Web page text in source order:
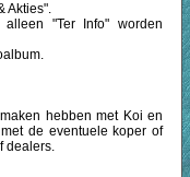
Akties".
"Ter Info" worden
hebben met Koi en
de eventuele koper of
dealers.